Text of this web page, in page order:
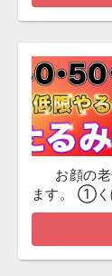
お顔の老
ます。 ①